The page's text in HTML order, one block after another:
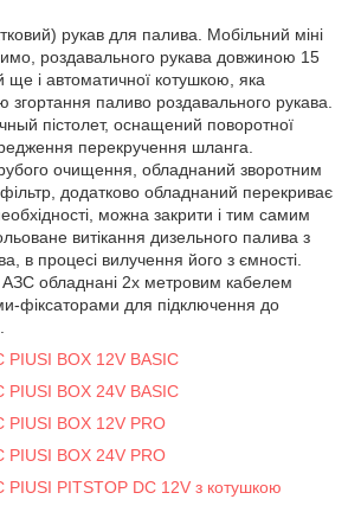
рукав для палива. Мобільний міні
роздавального рукава довжиною 15
ще і автоматичної котушкою, яка
паливо роздавального рукава.
пістолет, оснащений поворотної
перекручення шланга.
очищення, обладнаний зворотним
додатково обладнаний перекриває
можна закрити і тим самим
витікання дизельного палива з
в процесі вилучення його з ємності.
АЗС обладнані 2х метровим кабелем
фіксаторами для підключення до
PIUSI BOX 12V BASIC
PIUSI BOX 24V BASIC
PIUSI BOX 12V PRO
PIUSI BOX 24V PRO
PIUSI PITSTOP DC 12V з котушкою